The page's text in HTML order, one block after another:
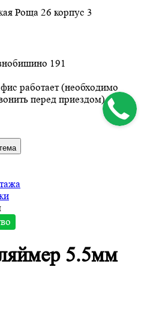
Роща 26 корпус 3
191
работает (необходимо
перед приездом)
5.5мм